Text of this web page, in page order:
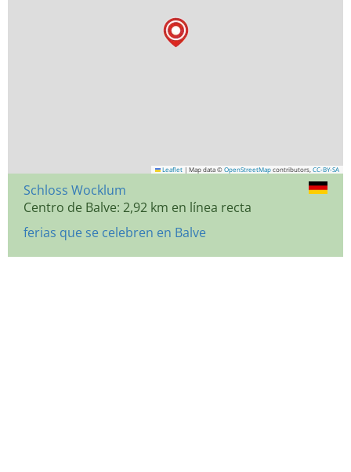
Leaflet | Map data © OpenStreetMap contributors, CC-BY-SA
Schloss Wocklum
Centro de Balve: 2,92 km en línea recta
ferias que se celebren en Balve